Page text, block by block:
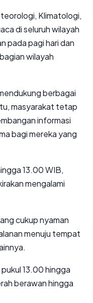
Klimatologi,
di seluruh wilayah
pada pagi hari dan
wilayah
berbagai
masyarakat tetap
informasi
bagi mereka yang
13.00 WIB,
mengalami
cukup nyaman
menuju tempat
13.00 hingga
berawan hingga